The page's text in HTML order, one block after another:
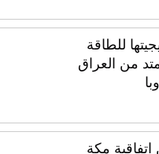
للطاقة
من العراق
مكة